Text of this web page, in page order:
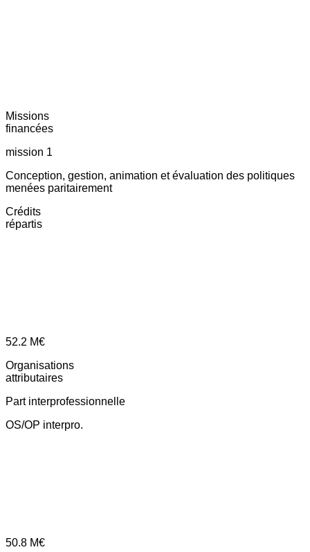
Missions
financées
mission 1
Conception, gestion, animation et évaluation des politiques
menées paritairement
Crédits
répartis
52.2 M€
Organisations
attributaires
Part interprofessionnelle
OS/OP interpro.
50.8 M€